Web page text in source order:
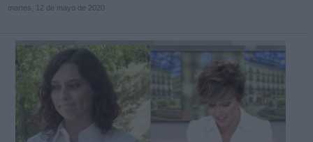
martes, 12 de mayo de 2020